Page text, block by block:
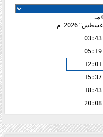
2026 م
03:43
05:19
12:01
15:37
18:43
20:08